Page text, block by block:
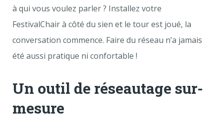
à qui vous voulez parler ? Installez votre
FestivalChair à côté du sien et le tour est joué, la
conversation commence. Faire du réseau n’a jamais
été aussi pratique ni confortable !
Un outil de réseautage sur-
mesure